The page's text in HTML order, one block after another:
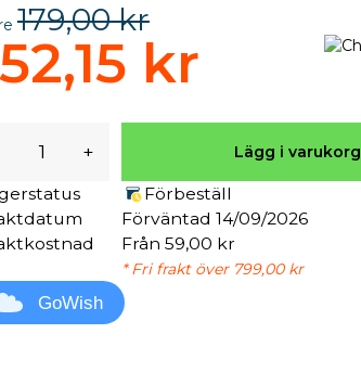
179,00 kr
kr
+ Lägg i varukorg
Förbeställ
Förväntad 14/09/2026
Från 59,00 kr
* Fri frakt över 799,00 kr
GoWish